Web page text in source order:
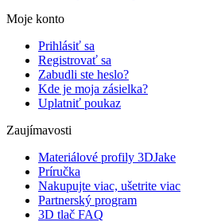
Moje konto
Prihlásiť sa
Registrovať sa
Zabudli ste heslo?
Kde je moja zásielka?
Uplatniť poukaz
Zaujímavosti
Materiálové profily 3DJake
Príručka
Nakupujte viac, ušetrite viac
Partnerský program
3D tlač FAQ